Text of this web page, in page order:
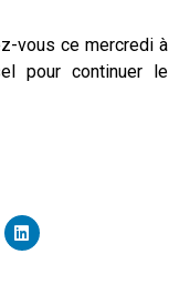
vous ce mercredi à
pour continuer le